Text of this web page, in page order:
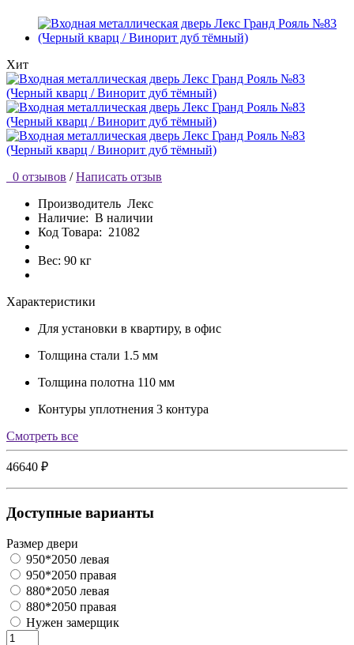
Хит
0 отзывов / Написать отзыв
Производитель Лекс
Наличие: В наличии
Код Товара: 21082
Вес: 90 кг
Характеристики
Для установки в квартиру, в офис
Толщина стали 1.5 мм
Толщина полотна 110 мм
Контуры уплотнения 3 контура
Cмотреть все
46640 ₽
Доступные варианты
Размер двери
950*2050 левая
950*2050 правая
880*2050 левая
880*2050 правая
Нужен замерщик